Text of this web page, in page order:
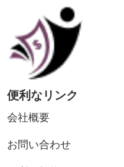
便利なリンク
会社概要
お問い合わせ